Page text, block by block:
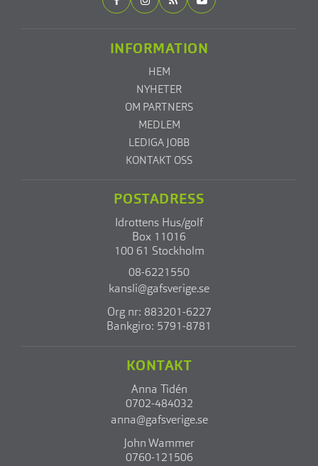
INFORMATION
HEM
NYHETER
OM PARTNERS
MEDLEM
LEDIGA JOBB
KONTAKT OSS
POSTADRESS
Idrottens Hus/golf
Box 11016
100 61 Stockholm
08-6221550
kansli@gafsverige.se
Org nr: 883201-6227
Bankgiro: 5791-8781
KONTAKT
Anna Tidén
0702-484032
anna@gafsverige.se
John Wammer
0760-121506